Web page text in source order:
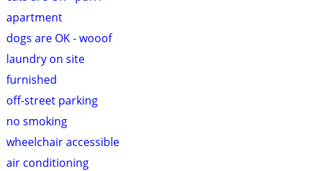
apartment
dogs are OK - wooof
laundry on site
furnished
off-street parking
no smoking
wheelchair accessible
air conditioning